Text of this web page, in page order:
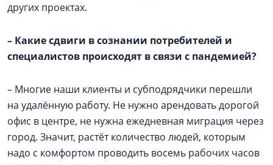
других проектах.
– Какие сдвиги в сознании потребителей и
специалистов происходят в связи с пандемией?
– Многие наши клиенты и субподрядчики перешли
на удалённую работу. Не нужно арендовать дорогой
офис в центре, не нужна ежедневная миграция через
город. Значит, растёт количество людей, которым
надо с комфортом проводить восемь рабочих часов